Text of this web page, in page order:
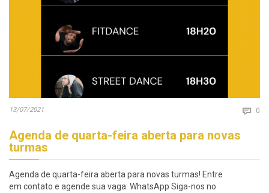
13/07/2021  0
Agenda de quarta-feira aberta para novas
turmas
Agenda de quarta-feira aberta para novas turmas! Entre
em contato e agende sua vaga: WhatsApp Siga-nos no